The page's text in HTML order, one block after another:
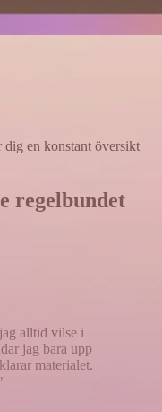
en konstant översikt
regelbundet
alltid vilse i
jag bara upp
materialet.